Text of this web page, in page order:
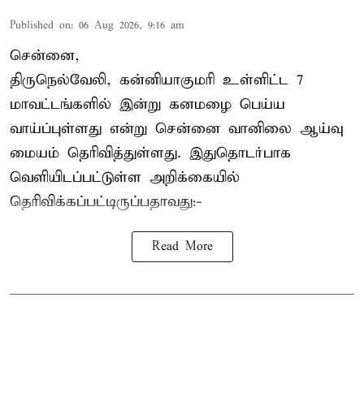
Published on: 06 Aug 2026, 9:16 am
சென்னை,
திருநெல்வேலி, கன்னியாகுமரி உள்ளிட்ட 7
மாவட்டங்களில் இன்று கனமழை பெய்ய
வாய்ப்புள்ளது என்று சென்னை வானிலை ஆய்வு
மையம் தெரிவித்துள்ளது. இதுதொடர்பாக
வெளியிடப்பட்டுள்ள அறிக்கையில்
தெரிவிக்கப்பட்டிருப்பதாவது:-
Read More